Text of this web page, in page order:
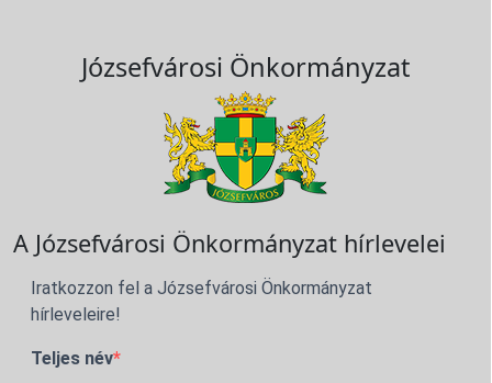
Józsefvárosi Önkormányzat
A Józsefvárosi Önkormányzat hírlevelei
Iratkozzon fel a Józsefvárosi Önkormányzat
hírleveleire!
Teljes név